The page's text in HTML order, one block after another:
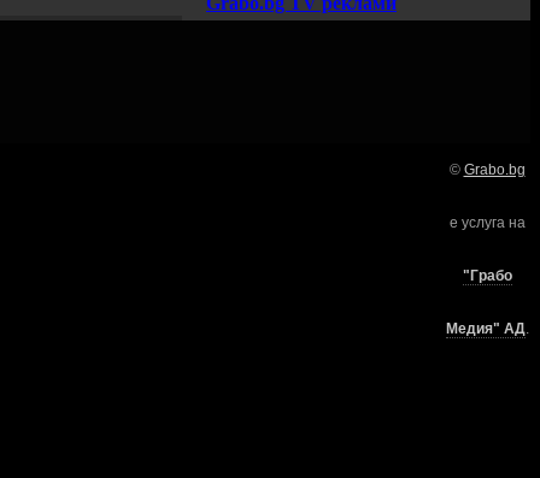
© Grabo.bg
е услуга на
"Грабо
Медия" АД.